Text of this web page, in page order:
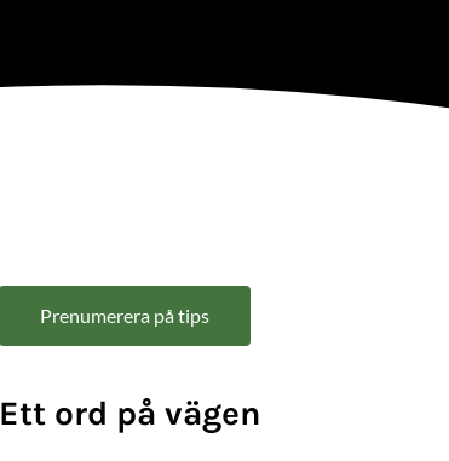
Sidebar
Prenumerera på tips
Ett ord på vägen